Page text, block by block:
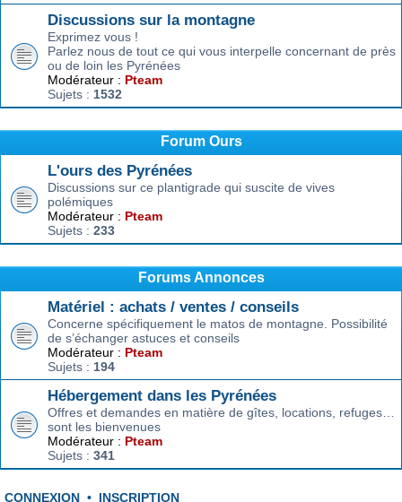
Discussions sur la montagne
Exprimez vous !
Parlez nous de tout ce qui vous interpelle concernant de près
ou de loin les Pyrénées
Modérateur : Pteam
Sujets : 1532
Forum Ours
L'ours des Pyrénées
Discussions sur ce plantigrade qui suscite de vives
polémiques
Modérateur : Pteam
Sujets : 233
Forums Annonces
Matériel : achats / ventes / conseils
Concerne spécifiquement le matos de montagne. Possibilité
de s’échanger astuces et conseils
Modérateur : Pteam
Sujets : 194
Hébergement dans les Pyrénées
Offres et demandes en matière de gîtes, locations, refuges…
sont les bienvenues
Modérateur : Pteam
Sujets : 341
CONNEXION • INSCRIPTION